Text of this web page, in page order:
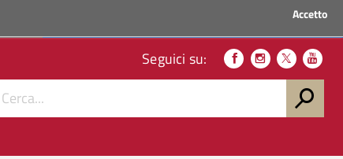
Accetto
Seguici su: